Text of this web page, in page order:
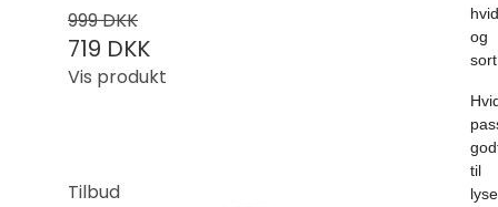
999 DKK
719 DKK
Vis produkt
Tilbud
hvid
og
til
lyse